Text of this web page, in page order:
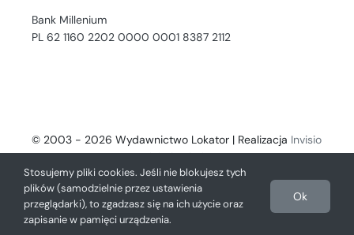
Bank Millenium
PL 62 1160 2202 0000 0001 8387 2112
© 2003 - 2026 Wydawnictwo Lokator | Realizacja Invisio
- Digital Solutions
Stosujemy pliki cookies. Jeśli nie blokujesz tych
plików (samodzielnie przez ustawienia
przeglądarki), to zgadzasz się na ich użycie oraz
zapisanie w pamięci urządzenia.
Ok